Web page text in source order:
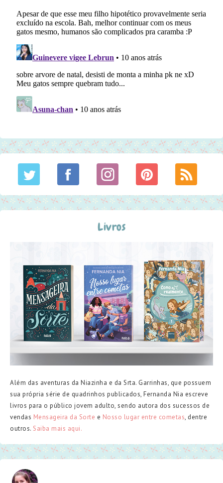
Livros
Além das aventuras da Niazinha e da Srta. Garrinhas, que possuem
sua própria série de quadrinhos publicados, Fernanda Nia escreve
livros para o público jovem adulto, sendo autora dos sucessos de
vendas Mensageira da Sorte e Nosso lugar entre cometas, dentre
outros. Saiba mais aqui.